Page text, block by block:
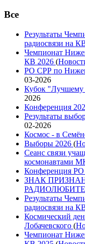
Все
Результаты
радиосвязи на
Чемпионат
КВ 2026 (
РО СРР по
03-2026
Кубок "Лучшему
2026
Конференция
Результаты
02-2026
Космос - в
Выборы 2026 (
Сеанс связи
космонавтами
Конференция
ЗНАК
Результаты
радиосвязи на
Космический
Лобачевского (
Чемпионат